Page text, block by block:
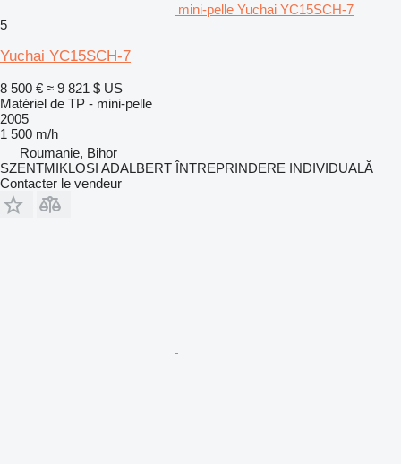
mini-pelle Yuchai YC15SCH-7
5
Yuchai YC15SCH-7
8 500 € ≈ 9 821 $ US
Matériel de TP - mini-pelle
2005
1 500 m/h
Roumanie, Bihor
SZENTMIKLOSI ADALBERT ÎNTREPRINDERE INDIVIDUALĂ
Contacter le vendeur